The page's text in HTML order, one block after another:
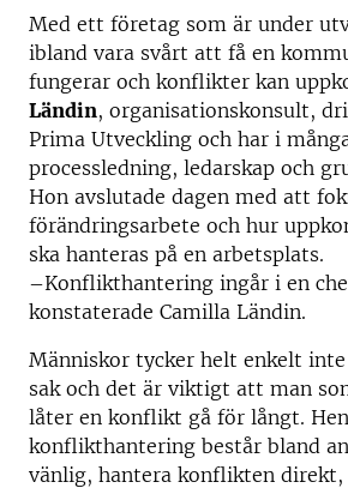
Med ett företag som är under
ibland vara svårt att få en
fungerar och konflikter kan
Ländin, organisationskonsult,
Prima Utveckling och har i
processledning, ledarskap och
Hon avslutade dagen med att
förändringsarbete och hur
ska hanteras på en arbetsplats.
–Konflikthantering ingår i en
konstaterade Camilla Ländin.
Människor tycker helt enkelt
sak och det är viktigt att man
låter en konflikt gå för långt.
konflikthantering består bland
vänlig, hantera konflikten